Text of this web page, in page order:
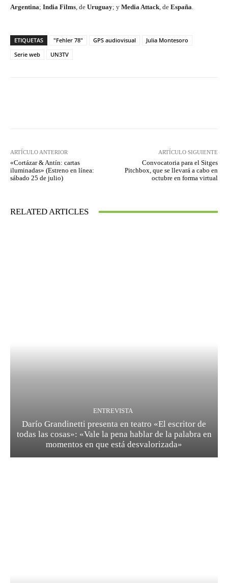
Argentina; India Films, de Uruguay; y Media Attack, de España.
ETIQUETAS "Fehler 78" GPS audiovisual
Julia Montesoro
Serie web
UN3TV
ARTÍCULO ANTERIOR
«Cortázar & Antín: cartas
iluminadas» (Estreno en línea:
sábado 25 de julio)
ARTÍCULO SIGUIENTE
Convocatoria para el Sitges
Pitchbox, que se llevará a cabo en
octubre en forma virtual
RELATED ARTICLES
ENTREVISTA
Darío Grandinetti presenta en teatro «El escritor de
todas las cosas»: «Vale la pena hablar de la palabra en
momentos en que está desvalorizada»